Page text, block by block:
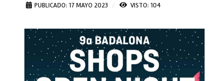
PUBLICADO: 17 MAYO 2023
VISTO: 104